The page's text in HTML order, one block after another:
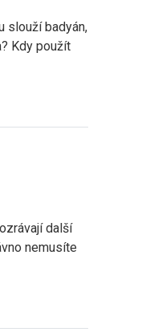
slouží badyán,
Kdy použít
další
nemusíte